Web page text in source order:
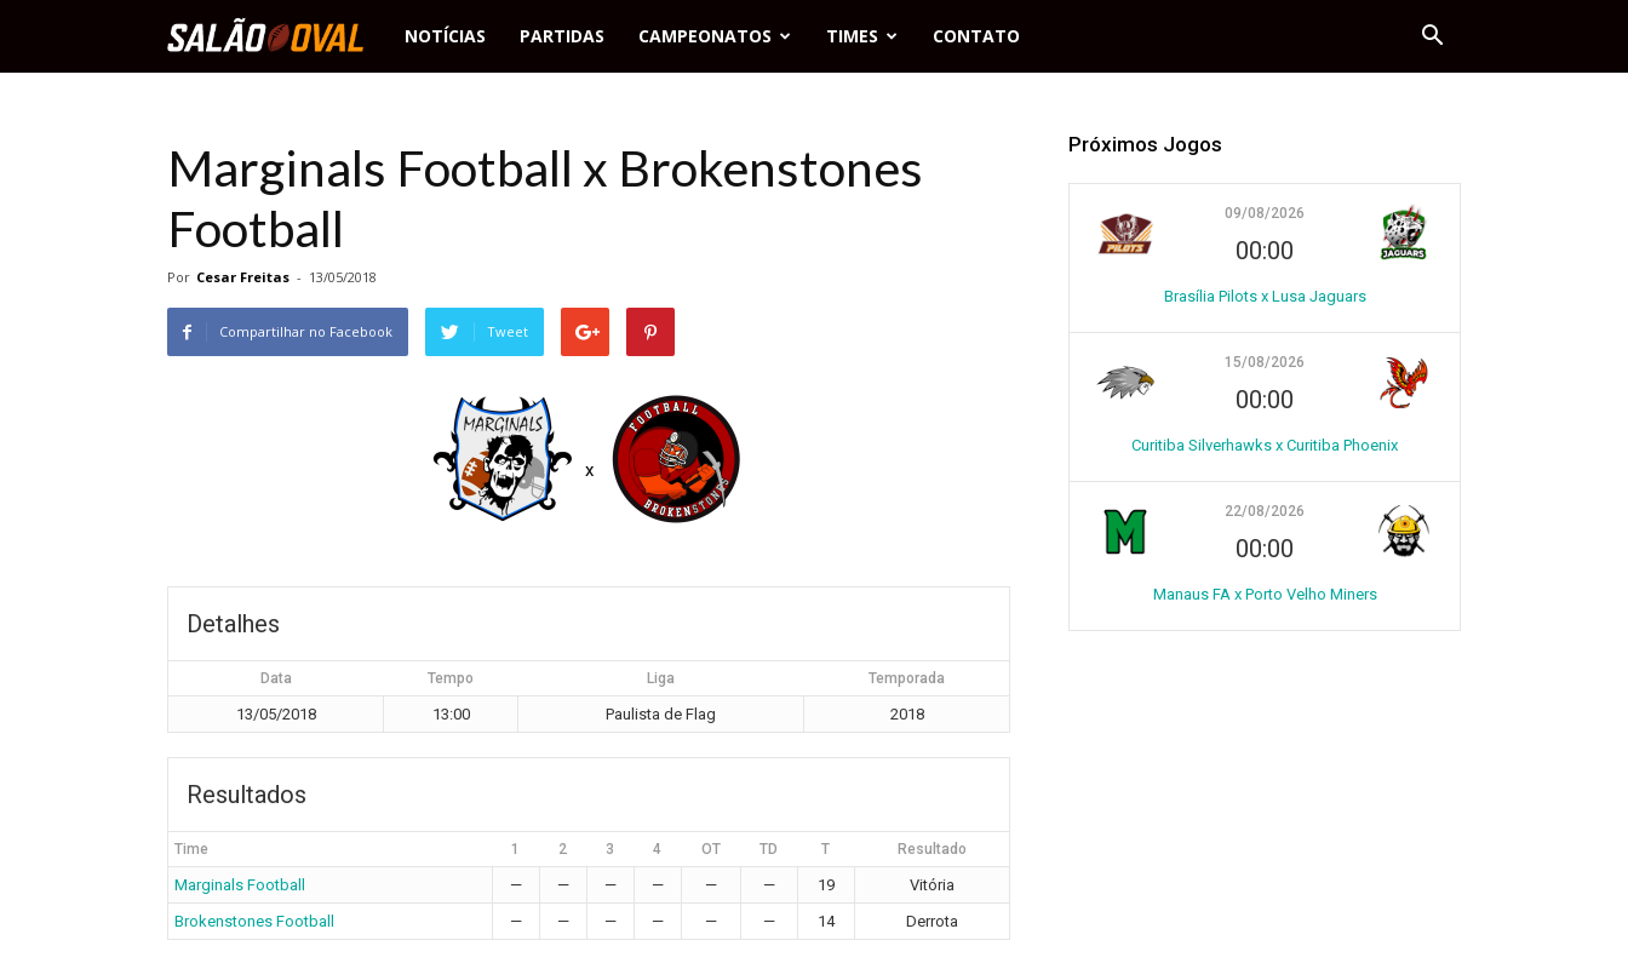
Salão
NOTÍCIAS PARTIDAS CAMPEONATOS TIMES CONTATO
Marginals Football x Brokenstones
Football
Por Cesar Freitas - 13/05/2018
Compartilhar no Facebook Tweet
x
Detalhes
Data Tempo Liga Temporada
13/05/2018 13:00 Paulista de Flag 2018
Resultados
Time 1 2 3 4 OT TD T Resultado
Marginals Football — — — — — — 19
Vitória
Brokenstones Football
— — — — — — 14 Derrota
Próximos Jogos
09/08/2026
00:00
Brasília Pilots x Lusa Jaguars
15/08/2026
00:00
Curitiba Silverhawks x Curitiba Phoenix
22/08/2026
00:00
Manaus FA x Porto Velho Miners